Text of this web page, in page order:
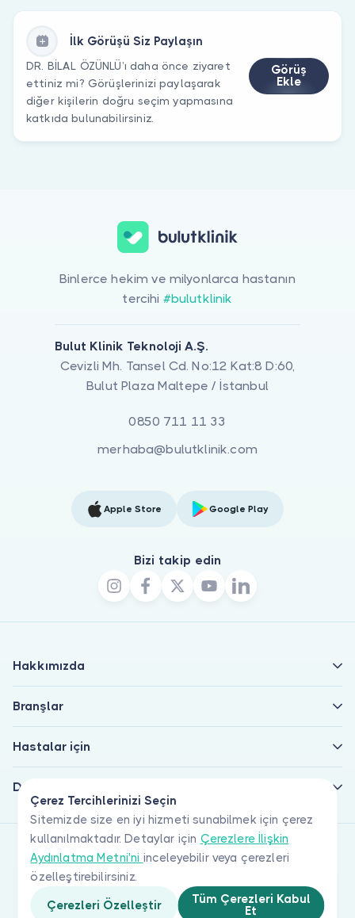
İlk Görüşü Siz Paylaşın
DR. BİLAL ÖZÜNLÜ’ı daha önce ziyaret
ettiniz mi? Görüşlerinizi paylaşarak
diğer kişilerin doğru seçim yapmasına
katkıda bulunabilirsiniz.
Görüş
Ekle
Çerez Tercihlerinizi Seçin
Sitemizde size en iyi hizmeti sunabilmek için çerez
kullanılmaktadır. Detaylar için Çerezlere İlişkin
Aydınlatma Metni'ni inceleyebilir veya çerezleri
özelleştirebilirsiniz.
Çerezleri Özelleştir
Tüm Çerezleri Kabul
Et
Binlerce hekim ve milyonlarca hastanın
tercihi #bulutklinik
Bulut Klinik Teknoloji A.Ş.
Cevizli Mh. Tansel Cd. No:12 Kat:8 D:60,
Bulut Plaza Maltepe / İstanbul
0850 711 11 33
merhaba@bulutklinik.com
Apple Store Google Play
Bizi takip edin
Hakkımızda
Branşlar
Hastalar için
Doktorlar için